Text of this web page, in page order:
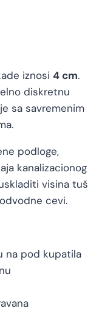
iznosi 4 cm.
diskretnu
sa savremenim
podloge,
kanalizacionog
visina tuš
cevi.
na pod kupatila